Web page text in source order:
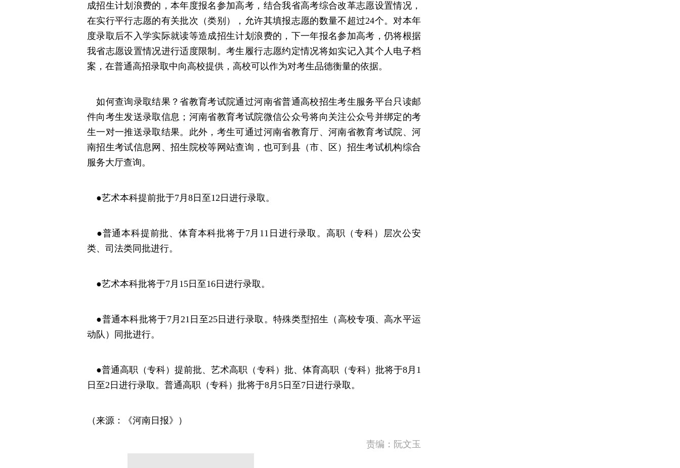
成招生计划浪费的，本年度报名参加高考，结合我省高考综合改革志愿设置情况，
在实行平行志愿的有关批次（类别），允许其填报志愿的数量不超过24个。对本年
度录取后不入学实际就读等造成招生计划浪费的，下一年报名参加高考，仍将根据
我省志愿设置情况进行适度限制。考生履行志愿约定情况将如实记入其个人电子档
案，在普通高招录取中向高校提供，高校可以作为对考生品德衡量的依据。
如何查询录取结果？省教育考试院通过河南省普通高校招生考生服务平台只读邮
件向考生发送录取信息；河南省教育考试院微信公众号将向关注公众号并绑定的考
生一对一推送录取结果。此外，考生可通过河南省教育厅、河南省教育考试院、河
南招生考试信息网、招生院校等网站查询，也可到县（市、区）招生考试机构综合
服务大厅查询。
●艺术本科提前批于7月8日至12日进行录取。
●普通本科提前批、体育本科批将于7月11日进行录取。高职（专科）层次公安
类、司法类同批进行。
●艺术本科批将于7月15日至16日进行录取。
●普通本科批将于7月21日至25日进行录取。特殊类型招生（高校专项、高水平运
动队）同批进行。
●普通高职（专科）提前批、艺术高职（专科）批、体育高职（专科）批将于8月1
日至2日进行录取。普通高职（专科）批将于8月5日至7日进行录取。
（来源：《河南日报》）
责编：阮文玉